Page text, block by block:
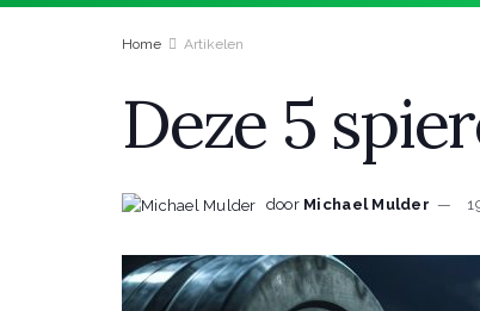
Home Artikelen
Deze 5
door Michael Mulder